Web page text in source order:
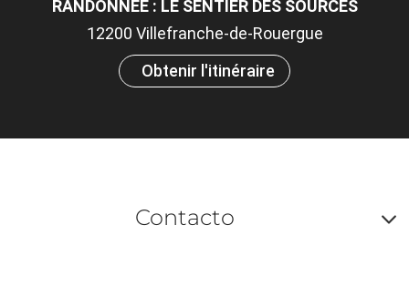
RANDONNÉE : LE SENTIER DES SOURCES
12200 Villefranche-de-Rouergue
Obtenir l'itinéraire
Contacto